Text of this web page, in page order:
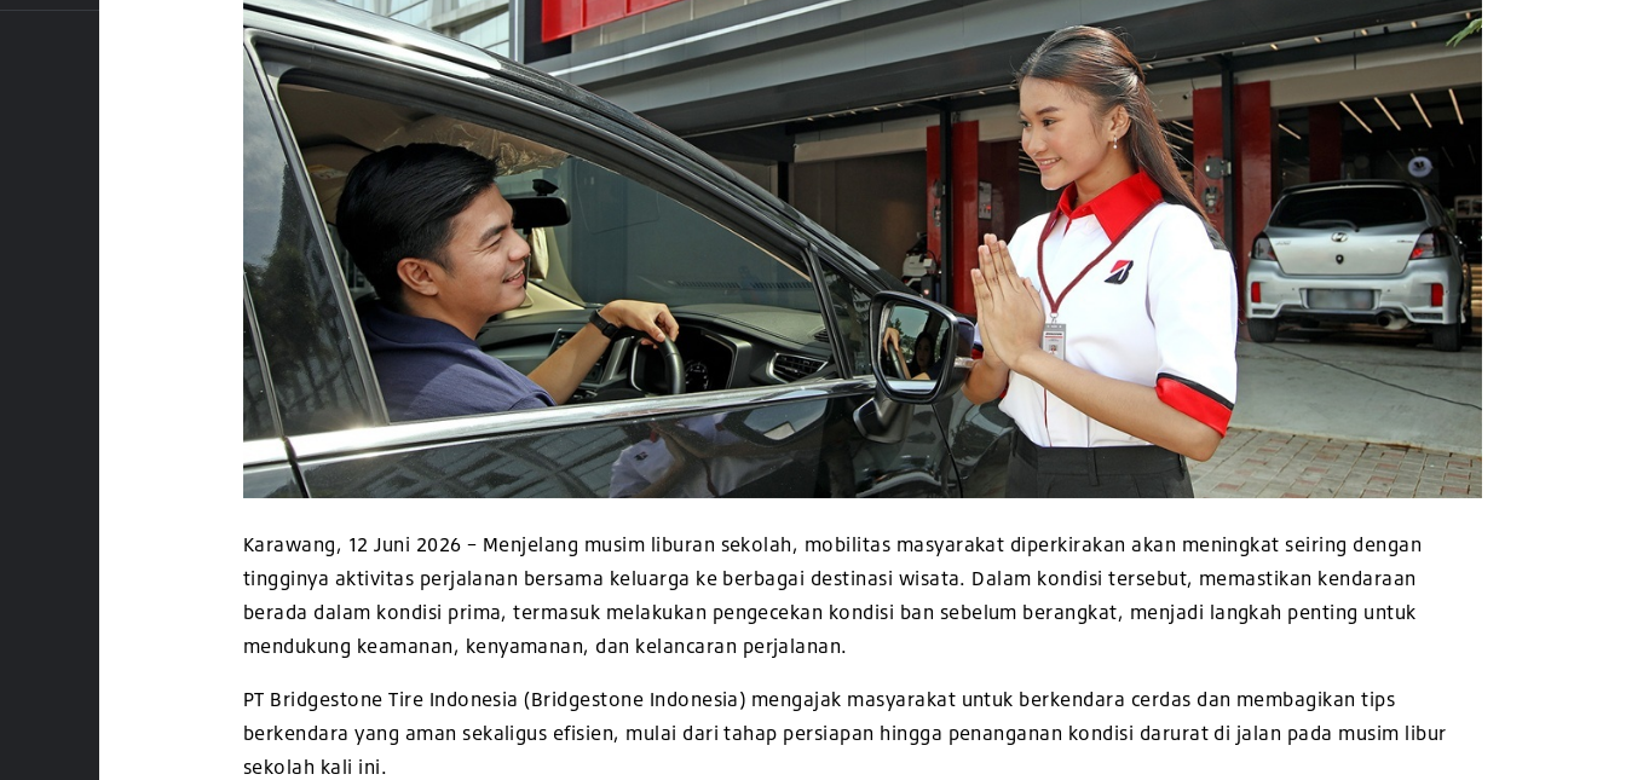
Karawang, 12 Juni 2026 – Menjelang musim liburan sekolah, mobilitas masyarakat diperkirakan akan meningkat seiring dengan
tingginya aktivitas perjalanan bersama keluarga ke berbagai destinasi wisata. Dalam kondisi tersebut, memastikan kendaraan
berada dalam kondisi prima, termasuk melakukan pengecekan kondisi ban sebelum berangkat, menjadi langkah penting untuk
mendukung keamanan, kenyamanan, dan kelancaran perjalanan.
PT Bridgestone Tire Indonesia (Bridgestone Indonesia) mengajak masyarakat untuk berkendara cerdas dan membagikan tips
berkendara yang aman sekaligus efisien, mulai dari tahap persiapan hingga penanganan kondisi darurat di jalan pada musim libur
sekolah kali ini.